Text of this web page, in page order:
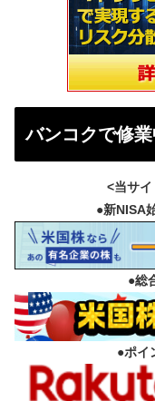
バンコクで修業
<当サ
●新NISA
●総
●ポイ